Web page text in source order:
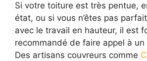
Si votre toiture est très pentue,
état, ou si vous n’êtes pas
avec le travail en hauteur, il est
recommandé de faire appel à
Des artisans couvreurs comme